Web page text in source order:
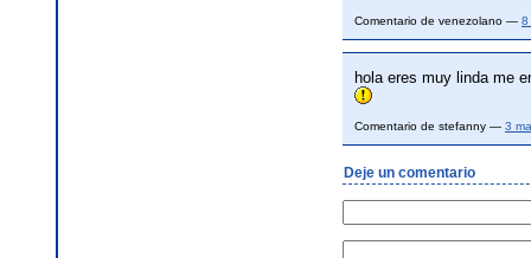
Comentario de venezolano — 8
hola eres muy linda me
Comentario de stefanny — 3
Deje un comentario